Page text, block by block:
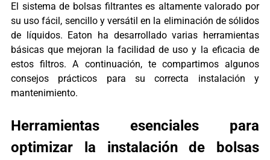
El sistema de bolsas filtrantes es altamente valorado por
su uso fácil, sencillo y versátil en la eliminación de sólidos
de líquidos. Eaton ha desarrollado varias herramientas
básicas que mejoran la facilidad de uso y la eficacia de
estos filtros. A continuación, te compartimos algunos
consejos prácticos para su correcta instalación y
mantenimiento.
Herramientas esenciales para
optimizar la instalación de bolsas